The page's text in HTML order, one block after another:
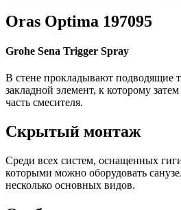
Oras Optima 197095
Grohe Sena Trigger Spray
В стене прокладывают подводящие
закладной элемент, к которому
часть смесителя.
Скрытый монтаж
Среди всех систем, оснащенных
которыми можно оборудовать
несколько основных видов.